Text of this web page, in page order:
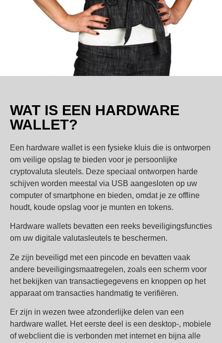
WAT IS EEN HARDWARE
WALLET?
Een hardware wallet is een fysieke kluis die is ontworpen
om veilige opslag te bieden voor je persoonlijke
cryptovaluta sleutels. Deze speciaal ontworpen harde
schijven worden meestal via USB aangesloten op uw
computer of smartphone en bieden, omdat je ze offline
houdt, koude opslag voor je munten en tokens.
Hardware wallets bevatten een reeks beveiligingsfuncties
om uw digitale valutasleutels te beschermen.
Ze zijn beveiligd met een pincode en bevatten vaak
andere beveiligingsmaatregelen, zoals een scherm voor
het bekijken van transactiegegevens en knoppen op het
apparaat om transacties handmatig te verifiëren.
Er zijn in wezen twee afzonderlijke delen van een
hardware wallet. Het eerste deel is een desktop-, mobiele
of webclient die is verbonden met internet en bijna alle